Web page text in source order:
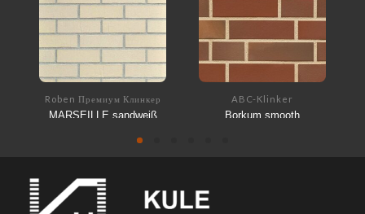
Roben Премиум Клинкер
MARSEILLE sandweiß
ABC-Klinker
Borkum smooth